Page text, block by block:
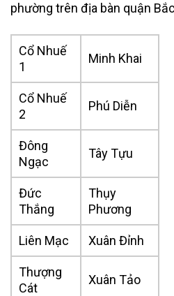
phường trên địa bàn quận
Cổ Nhuế
1
Minh Khai
Cổ Nhuế
2
Phú Diễn
Đông
Ngạc
Tây Tựu
Đức
Thắng
Thụy
Phương
Liên Mạc Xuân Đỉnh
Thượng
Cát
Xuân Tảo